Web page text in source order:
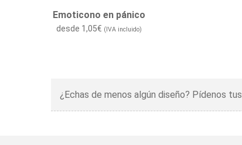
Emoticono en pánico
desde 1,05€ (IVA incluido)
¿Echas de menos algún diseño? Pídenos tus